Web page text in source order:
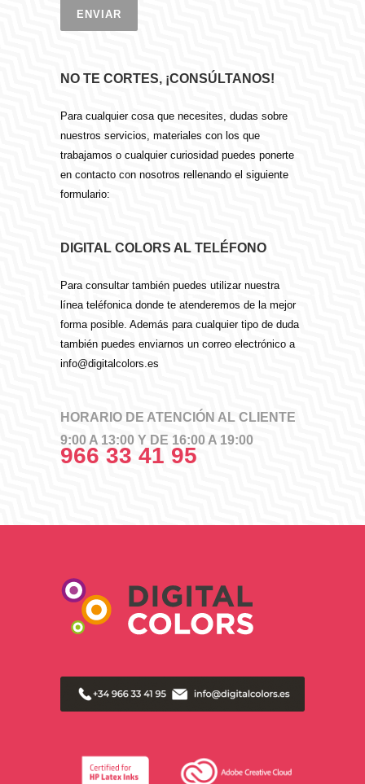
NO TE CORTES, ¡CONSÚLTANOS!
Para cualquier cosa que necesites, dudas sobre
nuestros servicios, materiales con los que
trabajamos o cualquier curiosidad puedes ponerte
en contacto con nosotros rellenando el siguiente
formulario:
DIGITAL COLORS AL TELÉFONO
Para consultar también puedes utilizar nuestra
línea teléfonica donde te atenderemos de la mejor
forma posible. Además para cualquier tipo de duda
también puedes enviarnos un correo electrónico a
info@digitalcolors.es
HORARIO DE ATENCIÓN AL CLIENTE
9:00 A 13:00 Y DE 16:00 A 19:00
966 33 41 95